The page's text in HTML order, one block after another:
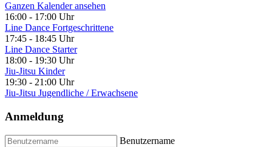
Ganzen Kalender ansehen
16:00 - 17:00 Uhr
Line Dance Fortgeschrittene
17:45 - 18:45 Uhr
Line Dance Starter
18:00 - 19:30 Uhr
Jiu-Jitsu Kinder
19:30 - 21:00 Uhr
Jiu-Jitsu Jugendliche / Erwachsene
Anmeldung
Benutzername